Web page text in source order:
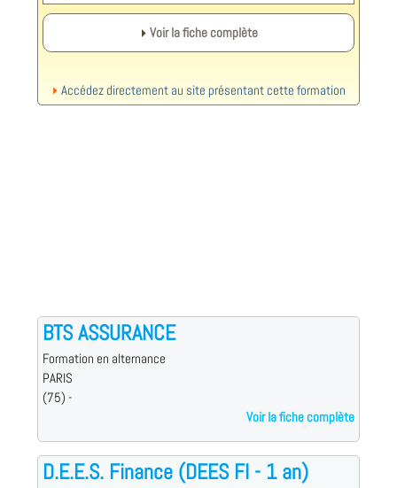
Voir la fiche complète
Accédez directement au site présentant cette formation
BTS ASSURANCE
Formation en alternance
PARIS
(75) -
Voir la fiche complète
D.E.E.S. Finance (DEES FI - 1 an)